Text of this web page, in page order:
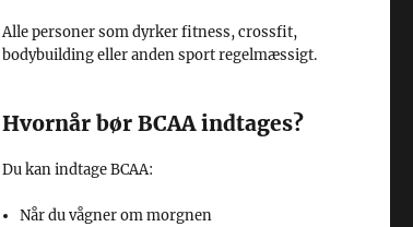
Alle personer som dyrker fitness, crossfit,
bodybuilding eller anden sport regelmæssigt.
Hvornår bør BCAA indtages?
Du kan indtage BCAA:
Når du vågner om morgnen